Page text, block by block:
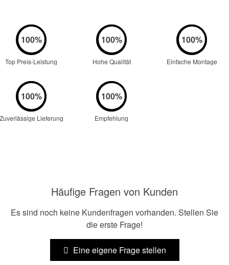
Top Preis-Leistung Hohe Qualität Einfache Montage
Lieferung Empfehlung
Häufige Fragen von Kunden
Es sind noch keine Kundenfragen vorhanden. Stellen Sie
die erste Frage!
Eine eigene Frage stellen